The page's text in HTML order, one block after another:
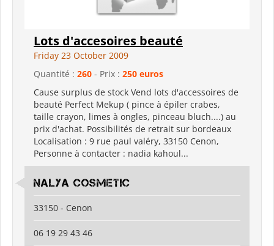
Lots d'accesoires beauté
Friday 23 October 2009
Quantité : 260 - Prix : 250 euros
Cause surplus de stock Vend lots d'accessoires de
beauté Perfect Mekup ( pince à épiler crabes,
taille crayon, limes à ongles, pinceau bluch....) au
prix d'achat. Possibilités de retrait sur bordeaux
Localisation : 9 rue paul valéry, 33150 Cenon,
Personne à contacter : nadia kahoul...
Nalya cosmetic
33150 - Cenon
06 19 29 43 46